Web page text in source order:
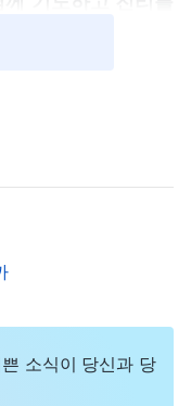
네가 이렇게 협력
이다. 네가 최선을
게 본분을 이행하
나님은 “너라는 사
영원히 편안히 있
소식이 당신과 당